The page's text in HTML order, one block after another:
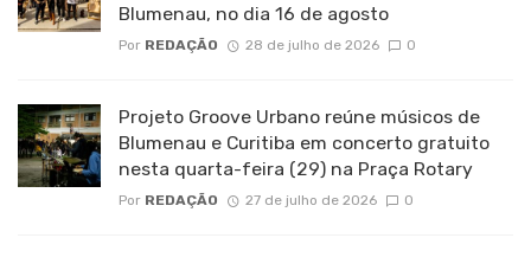
Blumenau, no dia 16 de agosto
Por REDAÇÃO 28 de julho de 2026 0
Projeto Groove Urbano reúne músicos de
Blumenau e Curitiba em concerto gratuito
nesta quarta-feira (29) na Praça Rotary
Por REDAÇÃO 27 de julho de 2026 0